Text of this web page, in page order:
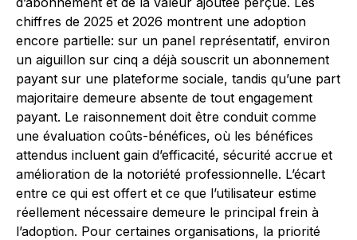
chiffres de 2025 et 2026 montrent une adoption
encore partielle: sur un panel représentatif, environ
un aiguillon sur cinq a déjà souscrit un abonnement
payant sur une plateforme sociale, tandis qu’une part
majoritaire demeure absente de tout engagement
payant. Le raisonnement doit être conduit comme
une évaluation coûts-bénéfices, où les bénéfices
attendus incluent gain d’efficacité, sécurité accrue et
amélioration de la notoriété professionnelle. L’écart
entre ce qui est offert et ce que l’utilisateur estime
réellement nécessaire demeure le principal frein à
l’adoption. Pour certaines organisations, la priorité